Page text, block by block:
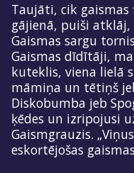
Taujāti, cik
gājienā, puiši
Gaismas sargu
Gaismas dīdītāji,
kuteklis, viena lielā
māmiņa un tētiņš
Diskobumba jeb
ķēdes un izripojusi
Gaismgrauzis.
eskortējošas